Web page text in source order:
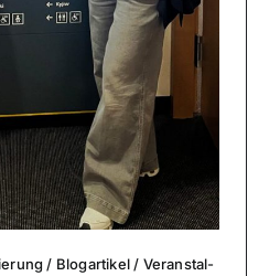
/ Blog­ar­ti­kel / Ver­an­stal­